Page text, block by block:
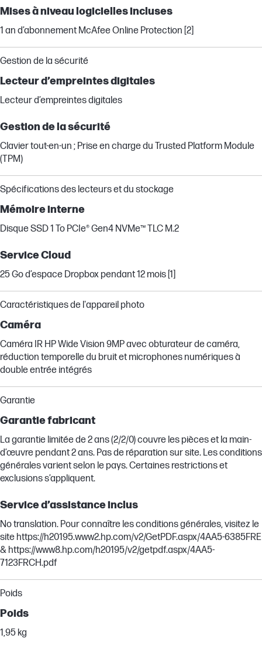
Mises à niveau logicielles incluses
1 an d’abonnement McAfee Online Protection [2]
Gestion de la sécurité
Lecteur d’empreintes digitales
Lecteur d’empreintes digitales
Gestion de la sécurité
Clavier tout-en-un ; Prise en charge du Trusted Platform Module
(TPM)
Spécifications des lecteurs et du stockage
Mémoire interne
Disque SSD 1 To PCIe® Gen4 NVMe™ TLC M.2
Service Cloud
25 Go d’espace Dropbox pendant 12 mois [1]
Caractéristiques de l'appareil photo
Caméra
Caméra IR HP Wide Vision 9MP avec obturateur de caméra,
réduction temporelle du bruit et microphones numériques à
double entrée intégrés
Garantie
Garantie fabricant
La garantie limitée de 2 ans (2/2/0) couvre les pièces et la main-
d’œuvre pendant 2 ans. Pas de réparation sur site. Les conditions
générales varient selon le pays. Certaines restrictions et
exclusions s’appliquent.
Service d’assistance inclus
No translation. Pour connaître les conditions générales, visitez le
site https://h20195.www2.hp.com/v2/GetPDF.aspx/4AA5-6385FRE
& https://www8.hp.com/h20195/v2/getpdf.aspx/4AA5-
7123FRCH.pdf
Poids
Poids
1,95 kg